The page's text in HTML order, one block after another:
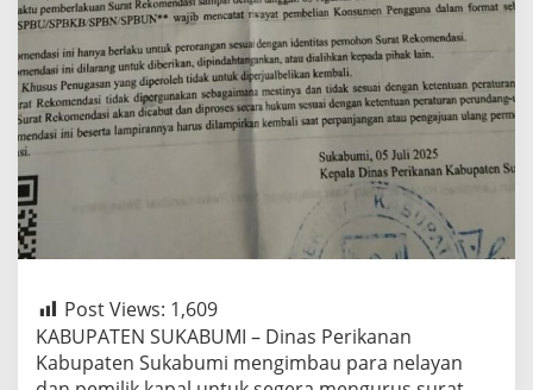
Post Views: 1,609
KABUPATEN SUKABUMI – Dinas Perikanan
Kabupaten Sukabumi mengimbau para nelayan